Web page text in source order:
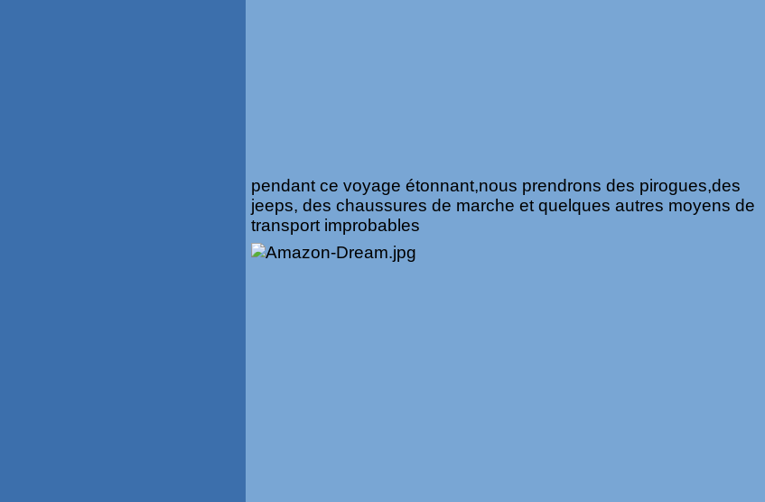
pendant ce voyage étonnant,nous prendrons des pirogues,des
jeeps, des chaussures de marche et quelques autres moyens de
transport improbables